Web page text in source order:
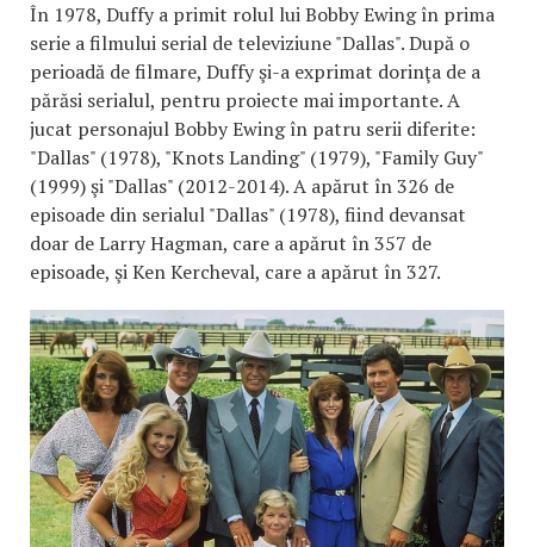
În 1978, Duffy a primit rolul lui Bobby Ewing în prima
serie a filmului serial de televiziune "Dallas". După o
perioadă de filmare, Duffy şi-a exprimat dorinţa de a
părăsi serialul, pentru proiecte mai importante. A
jucat personajul Bobby Ewing în patru serii diferite:
"Dallas" (1978), "Knots Landing" (1979), "Family Guy"
(1999) şi "Dallas" (2012-2014). A apărut în 326 de
episoade din serialul "Dallas" (1978), fiind devansat
doar de Larry Hagman, care a apărut în 357 de
episoade, şi Ken Kercheval, care a apărut în 327.